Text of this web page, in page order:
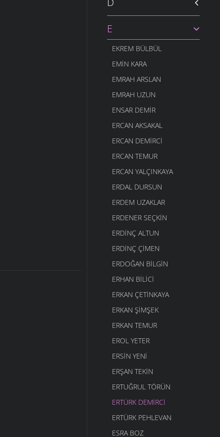
E
EKREM BÜLBÜL
EMIN KARA
EMRAH ARSLAN
EMRAH UZUN
ENSAR DEMIR
ERCAN AKSAKAL
ERCAN DEMIRCI
ERCAN TEMUR
ERCAN YALÇINKAYA
ERDAL DURSUN
ERDEM UZAKLAR
ERDENER SEÇKIN
ERDINÇ ALTUN
ERDINÇ ÇIMEN
ERDOĞAN BILGIN
ERHAN BILICI
ERKAN ÇETINKAYA
ERKAN ŞIMŞEK
ERKAN TEMUR
EROL YETER
ERSIN YENI
ERŞAN TEKIN
ERTUĞRUL TÖRÜN
ERTÜRK DEMIRCI
ERTÜRK PEHLEVAN
ESRA BOZ